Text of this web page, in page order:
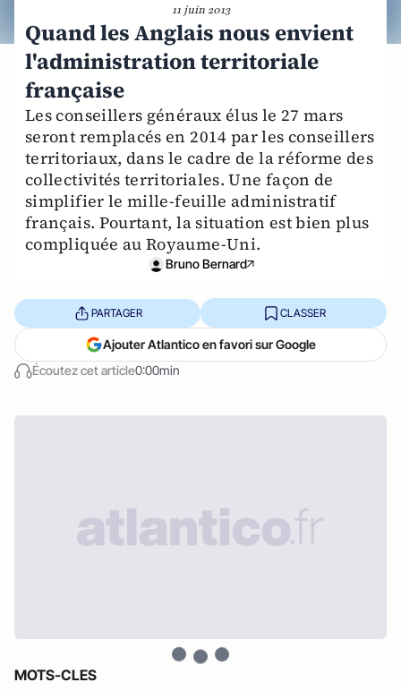
11 juin 2013
Quand les Anglais nous envient
l'administration territoriale
française
Les conseillers généraux élus le 27 mars
seront remplacés en 2014 par les conseillers
territoriaux, dans le cadre de la réforme des
collectivités territoriales. Une façon de
simplifier le mille-feuille administratif
français. Pourtant, la situation est bien plus
compliquée au Royaume-Uni.
Bruno Bernard
Écoutez cet article0:00min
PARTAGER CLASSER
Ajouter Atlantico en favori sur Google
MOTS-CLES